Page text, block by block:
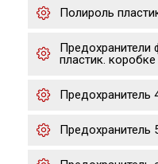
Полироль
Предохранители
пластик. коробке
Предохранитель